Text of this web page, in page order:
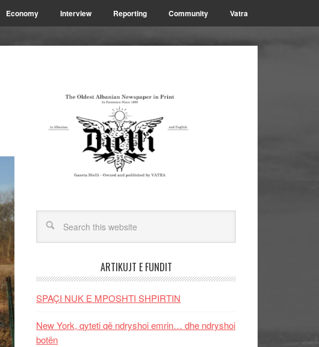
Economy Interview Reporting Community Vatra
ARTIKUJT E FUNDIT
SPAÇI NUK E MPOSHTI SHPIRTIN
New York, qyteti që ndryshoi emrin… dhe ndryshoi
botën